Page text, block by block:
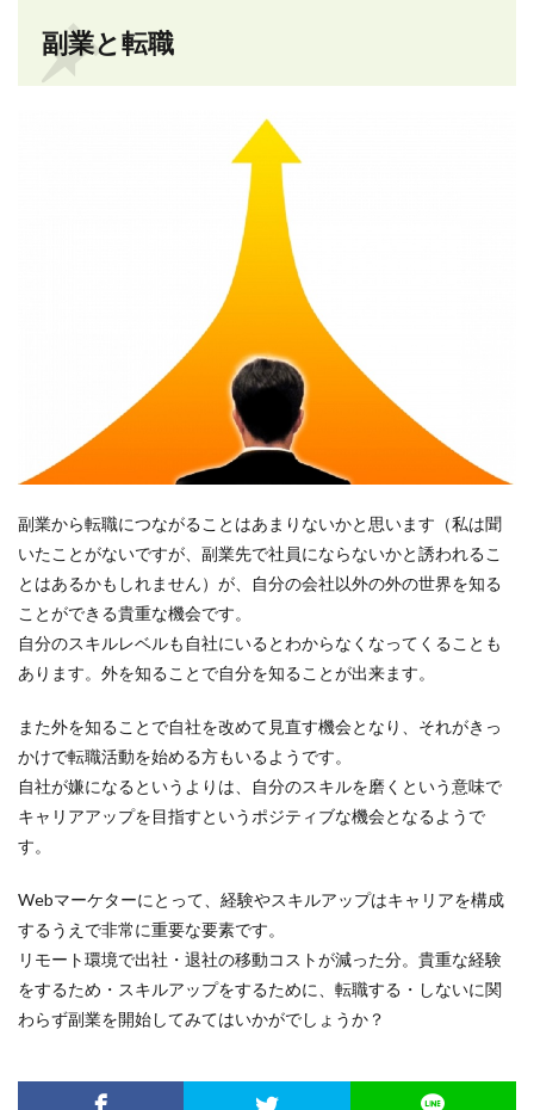
副業と転職
副業から転職につながることはあまりないかと思います（私は聞
いたことがないですが、副業先で社員にならないかと誘われるこ
とはあるかもしれません）が、自分の会社以外の外の世界を知る
ことができる貴重な機会です。
自分のスキルレベルも自社にいるとわからなくなってくることも
あります。外を知ることで自分を知ることが出来ます。
また外を知ることで自社を改めて見直す機会となり、それがきっ
かけで転職活動を始める方もいるようです。
自社が嫌になるというよりは、自分のスキルを磨くという意味で
キャリアアップを目指すというポジティブな機会となるようで
す。
Webマーケターにとって、経験やスキルアップはキャリアを構成
するうえで非常に重要な要素です。
リモート環境で出社・退社の移動コストが減った分。貴重な経験
をするため・スキルアップをするために、転職する・しないに関
わらず副業を開始してみてはいかがでしょうか？